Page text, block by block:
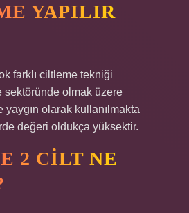
YAPILIR
farklı ciltleme tekniği
sektöründe olmak üzere
olarak kullanılmakta
değeri oldukça yüksektir.
2 CILT NE